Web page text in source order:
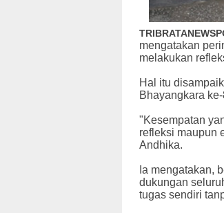
mengatakan
melakukan
Hal itu
Bhayangkara
"Kesempatan
refleksi maupun
Andhika.
Ia mengatakan,
dukungan
tugas sendiri